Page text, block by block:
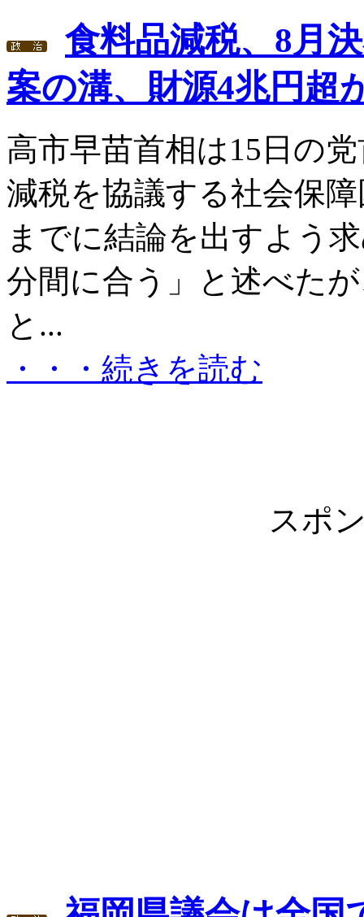
食料品減税、8月
案の溝、財源4兆円超
高市早苗首相は15日の
減税を協議する社会保
までに結論を出すよう
分間に合う」と述べた
と...
・・・続きを読む
スポ